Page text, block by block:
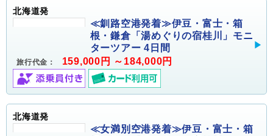
北海道発
≪釧路空港発着≫伊豆・富士・箱
根・鎌倉「湯めぐりの宿桂川」モニ
ターツアー 4日間
旅行代金： 159,000円 ～184,000円
北海道発
≪女満別空港発着≫伊豆・富士・箱